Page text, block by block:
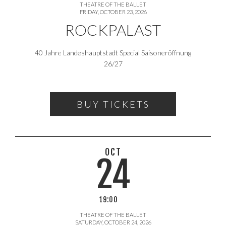
BUY TICKETS
FRIDAY, OCTOBER 23, 2026
ROCKPALAST
THEATRE OF THE BALLET
40 Jahre Landeshauptstadt Special Saisoneröffnung
26/27
19:00
24
SATURDAY, OCTOBER 24, 2026
THEATRE OF THE BALLET
OCT